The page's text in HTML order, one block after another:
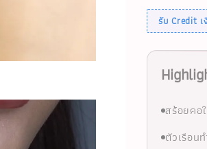
รับ Credit
สร้อยคอ
ตัวเรือน